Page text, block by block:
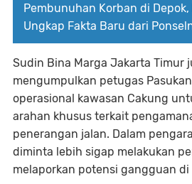
Pembunuhan Korban di Depok,
Ungkap Fakta Baru dari
Sudin Bina Marga Jakarta Timur
mengumpulkan petugas
operasional kawasan Cakung
arahan khusus terkait
penerangan jalan. Dalam
diminta lebih sigap melakukan
melaporkan potensi gangguan di